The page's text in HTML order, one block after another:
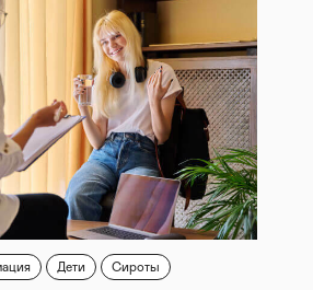
Дети Сироты